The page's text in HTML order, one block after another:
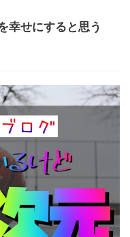
幸せにすると思う